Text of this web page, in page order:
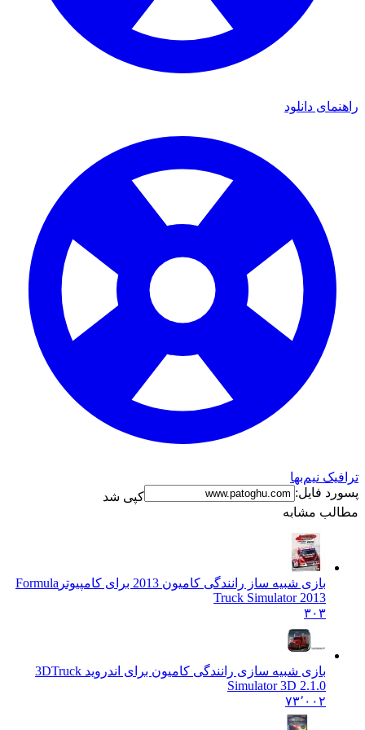
دانلود
نیم‌بها
فایل:
کپی شد
مشابه
بازی شبیه ساز رانندگی کامیون 2013 برای کامپیوتر
Formula
Truck Simulator 2013
بازی شبیه سازی رانندگی کامیون برای اندروید 3D Truck
Simulator 3D 2.1.0
۷۳٬۰۰۲